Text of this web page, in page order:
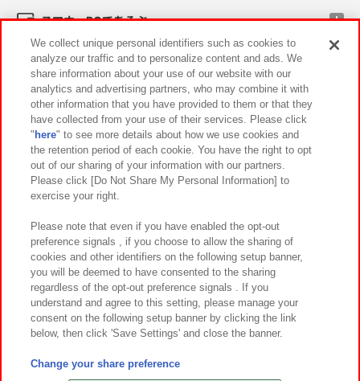
スマホ・PCであそぶ
イベント・キャンペーン
関連会社 サステナビリティ サイトポリシー
プライバシーポリシー ウェブアクセシビリティ方針と検証結果
お取引先さまとともに
カスタマーハラスメント対応方針 よくあるご質問・お問い合わせ
©Bandai Namco Amusement Inc.
©Bandai Namco Amusement Lab Inc.
We collect unique personal identifiers such as cookies to
analyze our traffic and to personalize content and ads. We
share information about your use of our website with our
analytics and advertising partners, who may combine it with
other information that you have provided to them or that they
have collected from your use of their services. Please click
" here" to see more details about how we use cookies and
the retention period of each cookie. You have the right to opt
out of our sharing of your information with our partners.
Please click [Do Not Share My Personal Information] to
exercise your right.
Please note that even if you have enabled the opt-out
preference signals , if you choose to allow the sharing of
cookies and other identifiers on the following setup banner,
you will be deemed to have consented to the sharing
regardless of the opt-out preference signals . If you
understand and agree to this setting, please manage your
consent on the following setup banner by clicking the link
below, then click 'Save Settings' and close the banner.
Change your share preference